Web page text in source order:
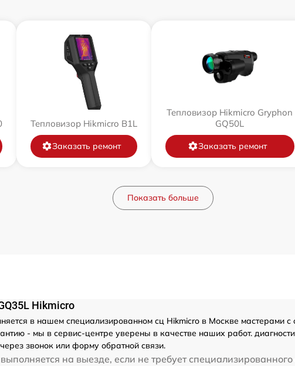
Тепловизор Hikmicro B1L
Заказать ремонт
Тепловизор Hikmicro Gryphon
GQ50L
Заказать ремонт
Показать больше
Hikmicro
в нашем специализированном сц Hikmicro в Москве мастерами
- мы в сервис-центре уверены в качестве наших работ.
звонок или форму обратной связи.
выполняется на выезде, если не требует